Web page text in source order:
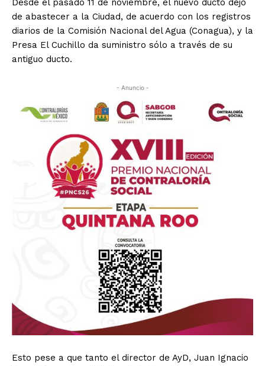
Desde el pasado 11 de noviembre, el nuevo ducto dejó
de abastecer a la Ciudad, de acuerdo con los registros
diarios de la Comisión Nacional del Agua (Conagua), y la
Presa El Cuchillo da suministro sólo a través de su
antiguo ducto.
- Anuncio -
Esto pese a que tanto el director de AyD, Juan Ignacio